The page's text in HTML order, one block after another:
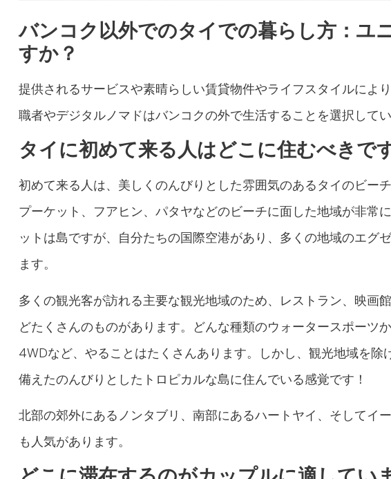
バンコク以外でのタイでの暮らし方：ユ
すか？
提供されるサービスや素晴らしい賃貸物件やライフスタイルによ
職者やデジタルノマドはバンコクの外で生活することを選択してい
タイに初めて来る人はどこに住むべきで
初めて来る人は、美しくのんびりとした雰囲気のあるタイのビー
プーケット、フアヒン、パタヤなどのビーチに面した地域が非常
ットは島ですが、自分たちの国際空港があり、多くの地域のエグ
ます。
多くの観光客が訪れる主要な観光地域のため、レストラン、映画
どたくさんのものがあります。どんな種類のウォータースポーツ
4WDなど、やることはたくさんあります。しかし、観光地域を除
備えたのんびりとしたトロピカルな島に住んでいる感覚です！
北部の郊外にあるノンタブリ、南部にあるハートヤイ、そしてイ
も人気があります。